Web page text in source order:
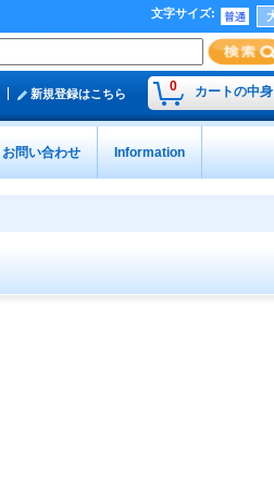
文字サイズ:
0 カートの中身
新規登録はこちら
お問い合わせ Information